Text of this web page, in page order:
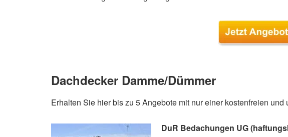
Dachdecker Damme/Dümmer
Erhalten Sie hier bis zu 5 Angebote mit nur einer kostenfreien
DuR Bedachungen UG